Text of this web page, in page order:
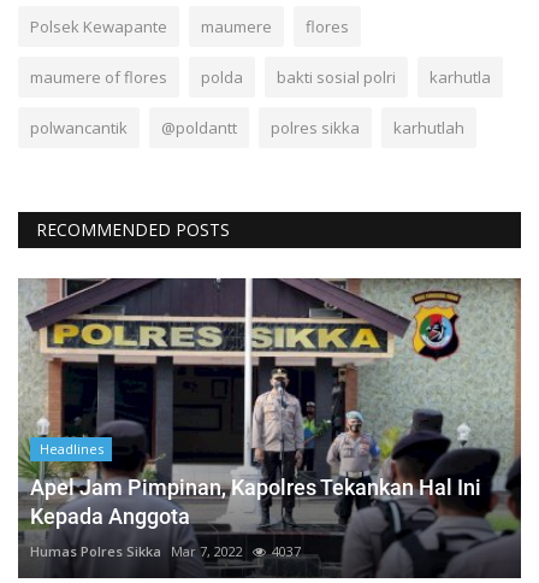
Polsek Kewapante maumere flores
maumere of flores polda bakti sosial polri karhutla
polwancantik @poldantt polres sikka karhutlah
RECOMMENDED POSTS
Headlines
Apel Jam Pimpinan, Kapolres Tekankan Hal Ini
Kepada Anggota
Humas Polres Sikka Mar 7, 2022 4037